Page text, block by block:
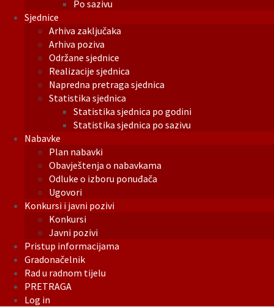
Po sazivu
Sjednice
Arhiva zaključaka
Arhiva poziva
Održane sjednice
Realizacije sjednica
Napredna pretraga sjednica
Statistika sjednica
Statistika sjednica po godini
Statistika sjednica po sazivu
Nabavke
Plan nabavki
Obavještenja o nabavkama
Odluke o izboru ponuđača
Ugovori
Konkursi i javni pozivi
Konkursi
Javni pozivi
Pristup informacijama
Gradonačelnik
Rad u radnom tijelu
PRETRAGA
Log in